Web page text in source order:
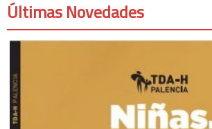
Últimas Novedades